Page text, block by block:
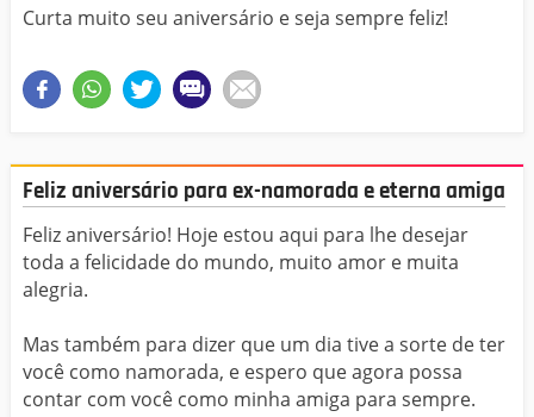
Curta muito seu aniversário e seja sempre feliz!
Feliz aniversário para ex-namorada e eterna amiga
Feliz aniversário! Hoje estou aqui para lhe desejar
toda a felicidade do mundo, muito amor e muita
alegria.
Mas também para dizer que um dia tive a sorte de ter
você como namorada, e espero que agora possa
contar com você como minha amiga para sempre.